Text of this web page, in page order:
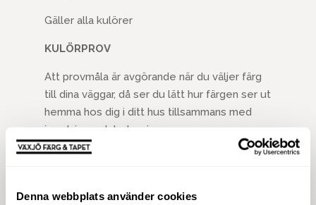
Denna webbplats använder cookies
Gäller alla kulörer
KULÖRPROV
Att provmåla är avgörande när du väljer färg
till dina väggar, då ser du lätt hur färgen ser ut
hemma hos dig i ditt hus tillsammans med
inredning och belysning.
Provburken är tillräckligt stor för att du ska
kommer upp på en större yta. Du kan